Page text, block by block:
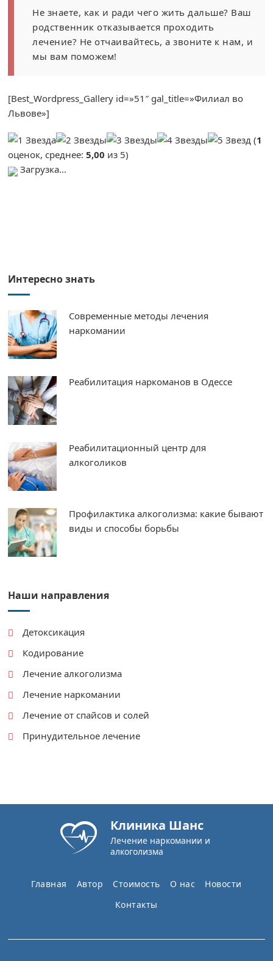
Не знаете, как и ради чего жить дальше? Ваш
родственник отказывается проходить
лечение? Не отчаивайтесь, а звоните к нам, и
мы вам поможем!
[Best_Wordpress_Gallery id=»51″ gal_title=»Филиал во
Львове»]
(1
оценок, среднее:5,00 из 5)
Загрузка...
Интересно знать
Современные методы лечения
наркомании
Реабилитация наркоманов в Одессе
Реабилитационный центр для
алкоголиков
Профилактика алкоголизма: какие бывают
виды и способы борьбы
Наши направления
Детоксикация
Кодирование
Лечение алкоголизма
Лечение наркомании
Лечение от спайсов и солей
Принудительное лечение
Клиника Шанс
Лечение наркомании и
алкоголизма
Главная Автор Стоимость О нас
Новости
Контакты